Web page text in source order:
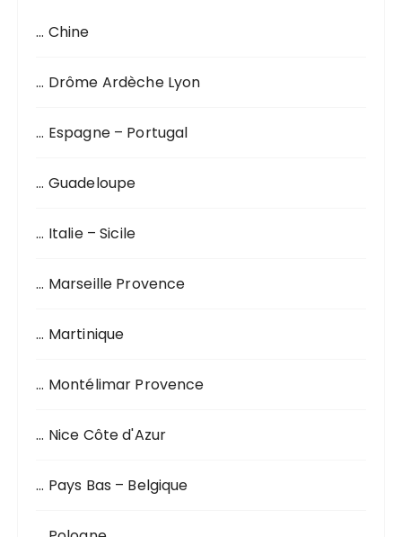
… Chine
… Drôme Ardèche Lyon
… Espagne – Portugal
… Guadeloupe
… Italie – Sicile
… Marseille Provence
… Martinique
… Montélimar Provence
… Nice Côte d'Azur
… Pays Bas – Belgique